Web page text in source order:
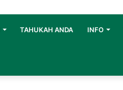
TAHUKAH ANDA INFO